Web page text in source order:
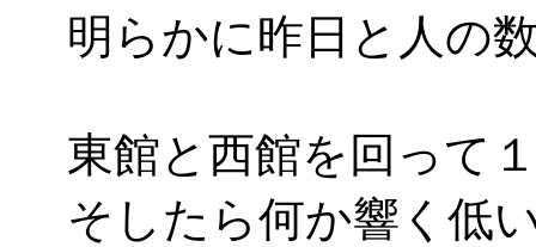
明らかに昨日と人の
東館と西館を回って
そしたら何か響く低